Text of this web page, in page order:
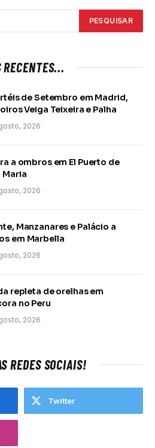
RECENTES...
de Setembro em Madrid,
Veiga Teixeira e Palha
2026
a ombros em El Puerto de
Maria
2026
Manzanares e Palácio a
em Marbella
2026
repleta de orelhas em
no Peru
2026
REDES SOCIAIS!
Twitter